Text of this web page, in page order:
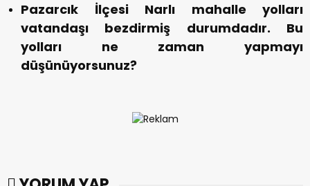
Pazarcık İlçesi Narlı mahalle yolları
vatandaşı bezdirmiş durumdadır. Bu
yolları ne zaman yapmayı
düşünüyorsunuz?